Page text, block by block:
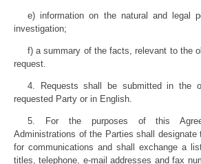
e) information on the natural and legal
investigation;
f) a summary of the facts, relevant to the
request.
4. Requests shall be submitted in the
requested Party or in English.
5. For the purposes of this
Administrations of the Parties shall designate
for communications and shall exchange a
titles, telephone, e-mail addresses and fax